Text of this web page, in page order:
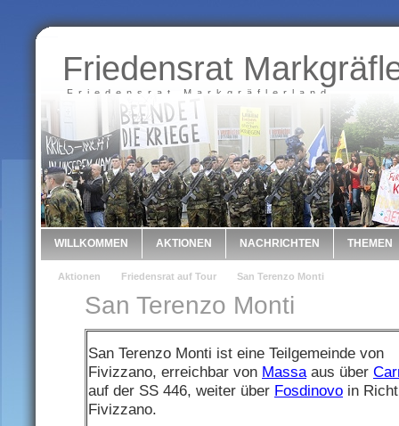
Friedensrat
Friedensrat Markgräflerland
WILLKOMMEN AKTIONEN NACHRICHTEN THEMEN
Aktionen Friedensrat auf Tour San Terenzo Monti
San Terenzo Monti
San Terenzo Monti ist eine Teilgemeinde von
Fivizzano, erreichbar von Massa aus über
auf der SS 446, weiter über Fosdinovo in
Fivizzano.